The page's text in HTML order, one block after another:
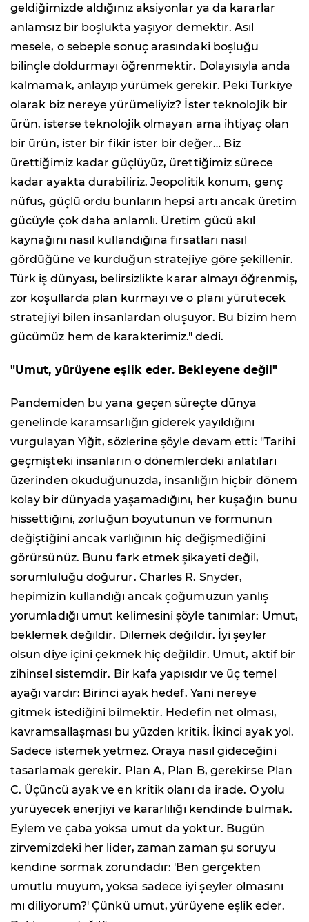
geldiğimizde aldığınız aksiyonlar ya da kararlar
anlamsız bir boşlukta yaşıyor demektir. Asıl
mesele, o sebeple sonuç arasındaki boşluğu
bilinçle doldurmayı öğrenmektir. Dolayısıyla anda
kalmamak, anlayıp yürümek gerekir. Peki Türkiye
olarak biz nereye yürümeliyiz? İster teknolojik bir
ürün, isterse teknolojik olmayan ama ihtiyaç olan
bir ürün, ister bir fikir ister bir değer… Biz
ürettiğimiz kadar güçlüyüz, ürettiğimiz sürece
kadar ayakta durabiliriz. Jeopolitik konum, genç
nüfus, güçlü ordu bunların hepsi artı ancak üretim
gücüyle çok daha anlamlı. Üretim gücü akıl
kaynağını nasıl kullandığına fırsatları nasıl
gördüğüne ve kurduğun stratejiye göre şekillenir.
Türk iş dünyası, belirsizlikte karar almayı öğrenmiş,
zor koşullarda plan kurmayı ve o planı yürütecek
stratejiyi bilen insanlardan oluşuyor. Bu bizim hem
gücümüz hem de karakterimiz." dedi.
"Umut, yürüyene eşlik eder. Bekleyene değil"
Pandemiden bu yana geçen süreçte dünya
genelinde karamsarlığın giderek yayıldığını
vurgulayan Yiğit, sözlerine şöyle devam etti: "Tarihi
geçmişteki insanların o dönemlerdeki anlatıları
üzerinden okuduğunuzda, insanlığın hiçbir dönem
kolay bir dünyada yaşamadığını, her kuşağın bunu
hissettiğini, zorluğun boyutunun ve formunun
değiştiğini ancak varlığının hiç değişmediğini
görürsünüz. Bunu fark etmek şikayeti değil,
sorumluluğu doğurur. Charles R. Snyder,
hepimizin kullandığı ancak çoğumuzun yanlış
yorumladığı umut kelimesini şöyle tanımlar: Umut,
beklemek değildir. Dilemek değildir. İyi şeyler
olsun diye içini çekmek hiç değildir. Umut, aktif bir
zihinsel sistemdir. Bir kafa yapısıdır ve üç temel
ayağı vardır: Birinci ayak hedef. Yani nereye
gitmek istediğini bilmektir. Hedefin net olması,
kavramsallaşması bu yüzden kritik. İkinci ayak yol.
Sadece istemek yetmez. Oraya nasıl gideceğini
tasarlamak gerekir. Plan A, Plan B, gerekirse Plan
C. Üçüncü ayak ve en kritik olanı da irade. O yolu
yürüyecek enerjiyi ve kararlılığı kendinde bulmak.
Eylem ve çaba yoksa umut da yoktur. Bugün
zirvemizdeki her lider, zaman zaman şu soruyu
kendine sormak zorundadır: 'Ben gerçekten
umutlu muyum, yoksa sadece iyi şeyler olmasını
mı diliyorum?' Çünkü umut, yürüyene eşlik eder.